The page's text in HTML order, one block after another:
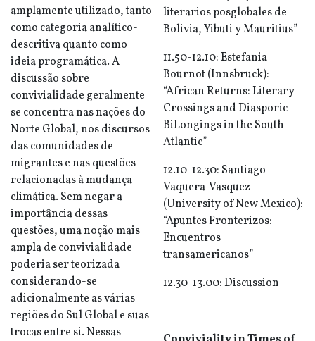
amplamente utilizado, tanto
como categoria analítico-
descritiva quanto como
ideia programática. A
discussão sobre
convivialidade geralmente
se concentra nas nações do
Norte Global, nos discursos
das comunidades de
migrantes e nas questões
relacionadas à mudança
climática. Sem negar a
importância dessas
questões, uma noção mais
ampla de convivialidade
poderia ser teorizada
considerando-se
adicionalmente as várias
regiões do Sul Global e suas
trocas entre si. Nessas
literarios posglobales de
Bolivia, Yibuti y Mauritius”
11.50-12.10: Estefania
Bournot (Innsbruck):
“African Returns: Literary
Crossings and Diasporic
BiLongings in the South
Atlantic”
12.10-12.30: Santiago
Vaquera-Vasquez
(University of New Mexico):
“Apuntes Fronterizos:
Encuentros
transamericanos”
12.30-13.00: Discussion